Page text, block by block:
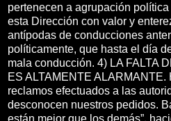
pertenecen a agrupación
esta Dirección con valor y
antípodas de conducciones
políticamente, que hasta el día
mala conducción. 4) LA FALTA
ES ALTAMENTE
reclamos efectuados a las
desconocen nuestros pedidos.
están mejor que los demás”,